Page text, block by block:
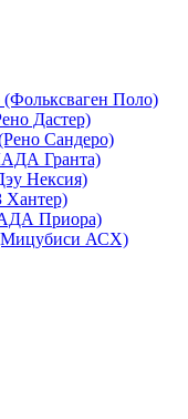
Поло)
Дастер)
Сандеро)
Гранта)
Нексия)
Хантер)
Приора)
АСХ)